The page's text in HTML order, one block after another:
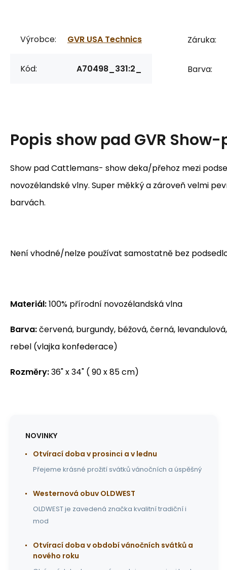
Výrobce: GVR USA Technics
Kód: A70498_331:2_
Záruka:
Barva:
Popis show pad GVR Show-
Show pad Cattlemans- show deka/přehoz mezi
novozélandské vlny. Super měkký a zároveň velmi
barvách.
Není vhodné/nelze používat samostatně bez
Materiál:100% přírodní novozélandská vlna
Barva:červená, burgundy, béžová, černá,
rebel (vlajka konfederace)
Rozměry:36" x 34" ( 90 x 85 cm)
NOVINKY
Otvírací doba v prosinci a v lednu
Přejeme krásné prožití svátků vánočních a úspěšný
Westernová obuv OLDWEST
OLDWEST je zavedená značka kvalitní tradiční i
mod
Otvírací doba v období vánočních svátků a
nového roku